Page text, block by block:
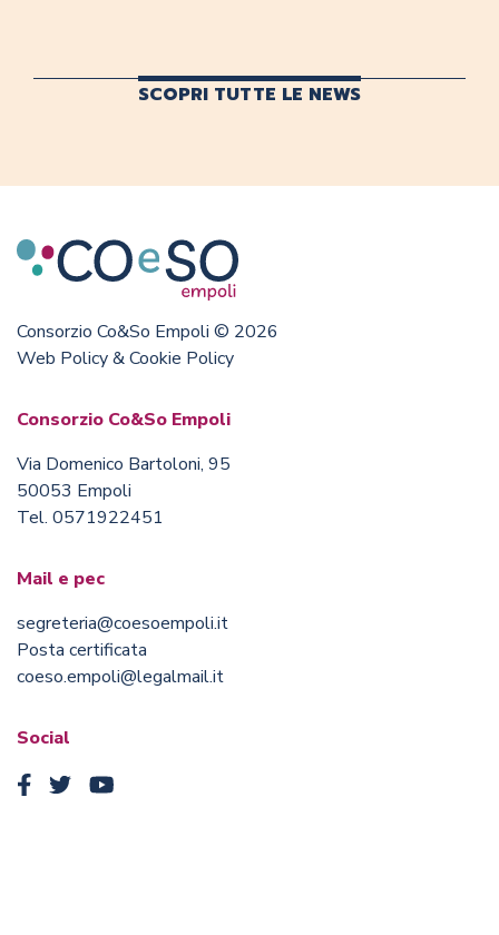
SCOPRI TUTTE LE NEWS
Consorzio Co&So Empoli © 2026
Web Policy & Cookie Policy
Consorzio Co&So Empoli
Via Domenico Bartoloni, 95
50053 Empoli
Tel. 0571922451
Mail e pec
segreteria@coesoempoli.it
Posta certificata
coeso.empoli@legalmail.it
Social